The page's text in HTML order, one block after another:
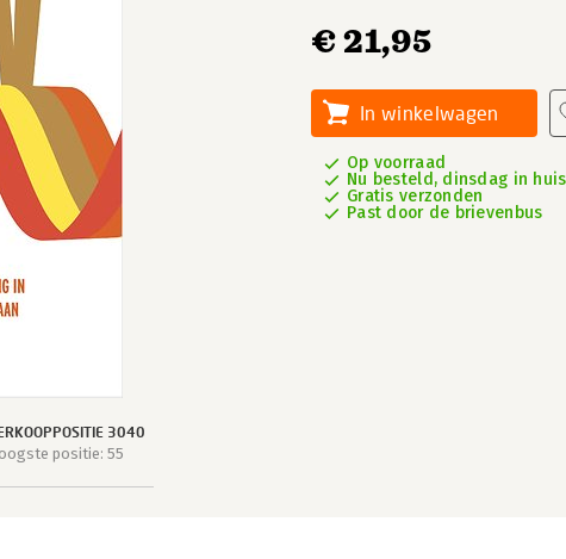
3040
positie: 55
€ 21,95
In winkelwagen
Op voorraad
Nu besteld, dinsdag in huis
Gratis verzonden
Past door de brievenbus